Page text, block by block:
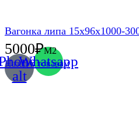
alt
Whatsapp
Вагонка липа 15х96х1000-
5000₽М2
Назад к товарам